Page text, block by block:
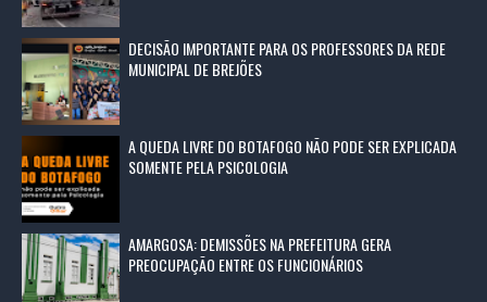
DECISÃO IMPORTANTE PARA OS PROFESSORES DA REDE
MUNICIPAL DE BREJÕES
A QUEDA LIVRE DO BOTAFOGO NÃO PODE SER EXPLICADA
SOMENTE PELA PSICOLOGIA
AMARGOSA: DEMISSÕES NA PREFEITURA GERA
PREOCUPAÇÃO ENTRE OS FUNCIONÁRIOS